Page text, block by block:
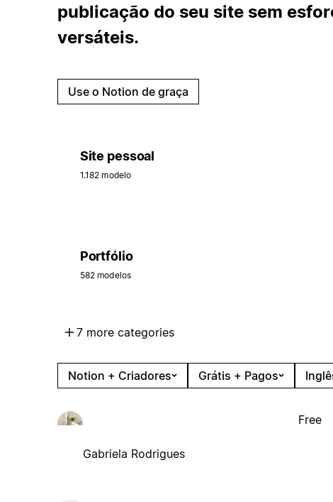
publicação do seu site sem
versáteis.
Use o Notion de graça
Site pessoal
1.182 modelo
Portfólio
582 modelos
7 more categories
Notion + Criadores Grátis + Pagos
Gabriela Rodrigues
Free